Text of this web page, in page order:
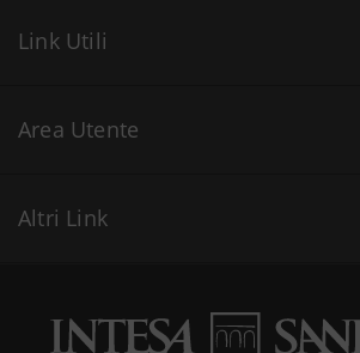
Link Utili
Area Utente
Altri Link